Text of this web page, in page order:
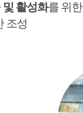
및 활성화를 위한
조성